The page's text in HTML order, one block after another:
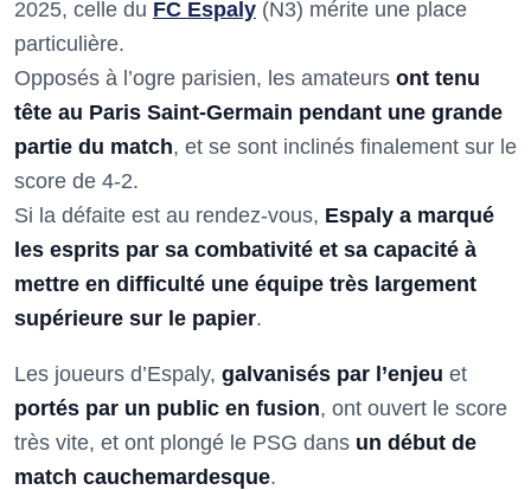
2025, celle du FC Espaly (N3) mérite une place
particulière.
Opposés à l’ogre parisien, les amateurs ont tenu
tête au Paris Saint-Germain pendant une grande
partie du match, et se sont inclinés finalement sur le
score de 4-2.
Si la défaite est au rendez-vous, Espaly a marqué
les esprits par sa combativité et sa capacité à
mettre en difficulté une équipe très largement
supérieure sur le papier.
Les joueurs d’Espaly, galvanisés par l’enjeu et
portés par un public en fusion, ont ouvert le score
très vite, et ont plongé le PSG dans un début de
match cauchemardesque.